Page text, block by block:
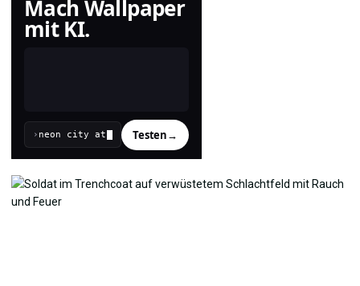
Mach Wallpaper
mit KI.
› Testen